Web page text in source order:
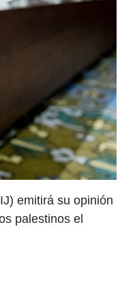
emitirá su opinión
palestinos el